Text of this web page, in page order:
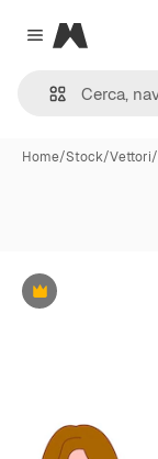
Close menu
Magnific
Home/Stock/Vettori/
Premium